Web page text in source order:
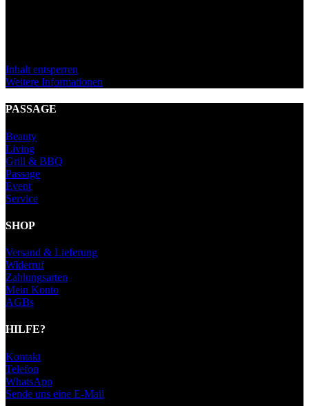
Inhalt entsperren
Weitere Informationen
PASSAGE
Beauty
Living
Grill & BBQ
Passage
Event
Service
SHOP
Versand & Lieferung
Widerruf
Zahlungsarten
Mein Konto
AGBs
HILFE?
Kontakt
Telefon
WhatsApp
Sende uns eine E-Mail